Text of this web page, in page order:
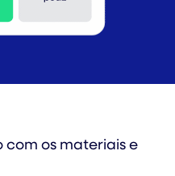
os materiais e